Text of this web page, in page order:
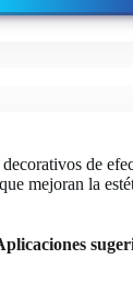
de
que mejoran la